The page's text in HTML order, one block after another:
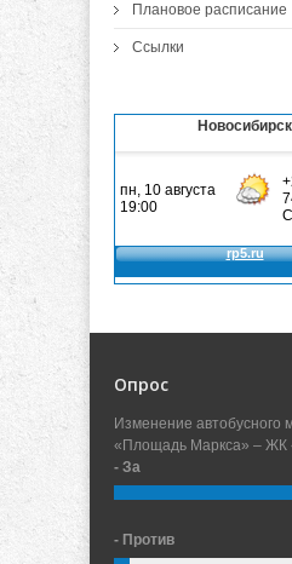
Плановое расписание
Ссылки
Новосибирск
Опрос
Изменение
«Площадь Маркса» – ЖК
- За
- Против